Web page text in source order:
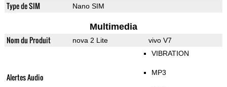
Type de SIM Nano SIM
Multimedia
Nom du Produit nova 2 Lite vivo V7
Alertes Audio
VIBRATION
MP3